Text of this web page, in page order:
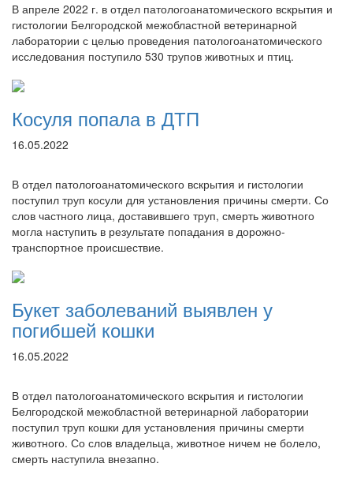
В апреле 2022 г. в отдел патологоанатомического вскрытия и
гистологии Белгородской межобластной ветеринарной
лаборатории с целью проведения патологоанатомического
исследования поступило 530 трупов животных и птиц.
Косуля попала в ДТП
16.05.2022
В отдел патологоанатомического вскрытия и гистологии
поступил труп косули для установления причины смерти. Со
слов частного лица, доставившего труп, смерть животного
могла наступить в результате попадания в дорожно-
транспортное происшествие.
Букет заболеваний выявлен у
погибшей кошки
16.05.2022
В отдел патологоанатомического вскрытия и гистологии
Белгородской межобластной ветеринарной лаборатории
поступил труп кошки для установления причины смерти
животного. Со слов владельца, животное ничем не болело,
смерть наступила внезапно.